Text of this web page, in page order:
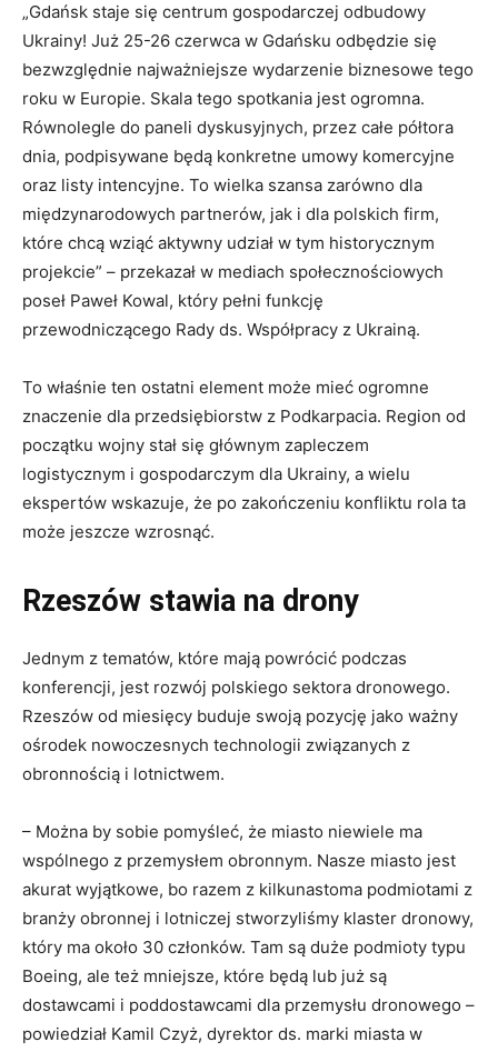
„Gdańsk staje się centrum gospodarczej odbudowy
Ukrainy! Już 25-26 czerwca w Gdańsku odbędzie się
bezwzględnie najważniejsze wydarzenie biznesowe tego
roku w Europie. Skala tego spotkania jest ogromna.
Równolegle do paneli dyskusyjnych, przez całe półtora
dnia, podpisywane będą konkretne umowy komercyjne
oraz listy intencyjne. To wielka szansa zarówno dla
międzynarodowych partnerów, jak i dla polskich firm,
które chcą wziąć aktywny udział w tym historycznym
projekcie” – przekazał w mediach społecznościowych
poseł Paweł Kowal, który pełni funkcję
przewodniczącego Rady ds. Współpracy z Ukrainą.
To właśnie ten ostatni element może mieć ogromne
znaczenie dla przedsiębiorstw z Podkarpacia. Region od
początku wojny stał się głównym zapleczem
logistycznym i gospodarczym dla Ukrainy, a wielu
ekspertów wskazuje, że po zakończeniu konfliktu rola ta
może jeszcze wzrosnąć.
Rzeszów stawia na drony
Jednym z tematów, które mają powrócić podczas
konferencji, jest rozwój polskiego sektora dronowego.
Rzeszów od miesięcy buduje swoją pozycję jako ważny
ośrodek nowoczesnych technologii związanych z
obronnością i lotnictwem.
– Można by sobie pomyśleć, że miasto niewiele ma
wspólnego z przemysłem obronnym. Nasze miasto jest
akurat wyjątkowe, bo razem z kilkunastoma podmiotami z
branży obronnej i lotniczej stworzyliśmy klaster dronowy,
który ma około 30 członków. Tam są duże podmioty typu
Boeing, ale też mniejsze, które będą lub już są
dostawcami i poddostawcami dla przemysłu dronowego –
powiedział Kamil Czyż, dyrektor ds. marki miasta w